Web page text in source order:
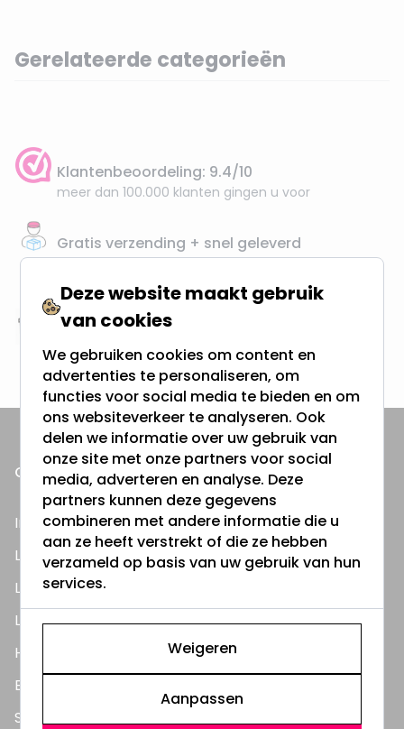
Gerelateerde categorieën
Klantenbeoordeling: 9.4/10
meer dan 100.000 klanten gingen u voor
Gratis verzending + snel geleverd
Vanaf EUR100,- naar NL & BE
& 100 dagen recht op retour
Altijd uit eigen voorraad
3000m2 - 60.000+ Producten
ONZE PRODUCTEN
Inbouwspots
LED Lampen
LED TL Buizen
LED Panelen
Highbay's / Ufo's
Bouwlampen
Straatlampen
Deze website maakt gebruik
van cookies
We gebruiken cookies om content en
advertenties te personaliseren, om
functies voor social media te bieden en om
ons websiteverkeer te analyseren. Ook
delen we informatie over uw gebruik van
onze site met onze partners voor social
media, adverteren en analyse. Deze
partners kunnen deze gegevens
combineren met andere informatie die u
aan ze heeft verstrekt of die ze hebben
verzameld op basis van uw gebruik van hun
services.
Weigeren
Aanpassen